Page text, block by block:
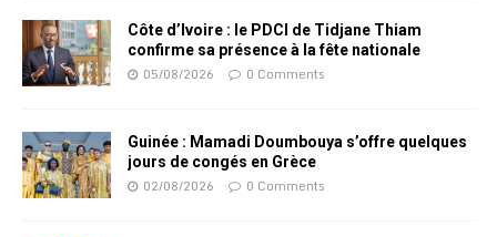
Côte d’Ivoire : le PDCI de Tidjane Thiam
confirme sa présence à la fête nationale
05/08/2026 0 Comments
Guinée : Mamadi Doumbouya s’offre quelques
jours de congés en Grèce
02/08/2026 0 Comments